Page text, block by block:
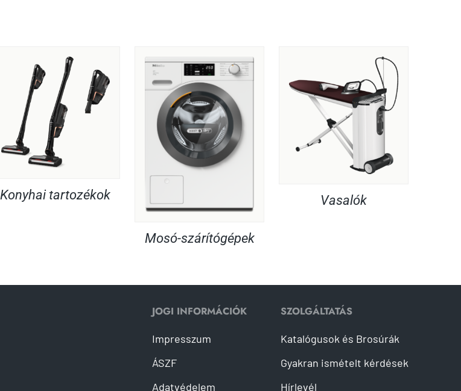
Konyhai tartozékok
Mosó-szárítógépek
Vasalók
JOGI INFORMÁCIÓK
Impresszum
ÁSZF
Adatvédelem
SZOLGÁLTATÁS
Katalógusok és Brosúrák
Gyakran ismételt kérdések
Hírlevél